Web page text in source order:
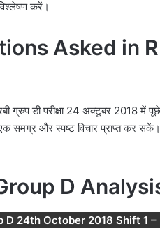
करें।
Asked in
ग्रुप डी परीक्षा 24 अक्टूबर 2018 में पूछे
समग्र और स्पष्ट विचार प्राप्त कर
D
D 24th October 2018 Shift 1